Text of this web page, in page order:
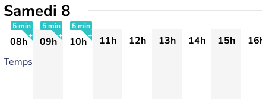
Samedi 8
5 min
08h
5 min
09h
5 min
10h 11h 12h 13h 14h 15h
16h
Temps